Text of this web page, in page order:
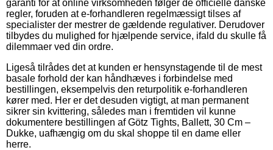
garanti for at online virksomheden følger de officielle danske
regler, foruden at e-forhandleren regelmæssigt tilses af
specialister der mestrer de gældende regulativer. Derudover
tilbydes du mulighed for hjælpende service, ifald du skulle få
dilemmaer ved din ordre.
Ligeså tilrådes det at kunden er hensynstagende til de mest
basale forhold der kan håndhæves i forbindelse med
bestillingen, eksempelvis den returpolitik e-forhandleren
kører med. Her er det desuden vigtigt, at man permanent
sikrer sin kvittering, således man i fremtiden vil kunne
dokumentere bestillingen af Götz Tights, Ballett, 30 Cm –
Dukke, uafhængig om du skal shoppe til en dame eller
herre.